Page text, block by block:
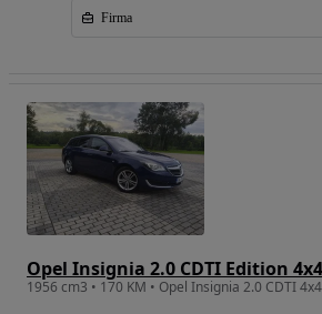
Firma
Opel Insignia 2.0 CDTI Edition 4x4
1956 cm3 • 170 KM • Opel Insignia 2.0 CDTI